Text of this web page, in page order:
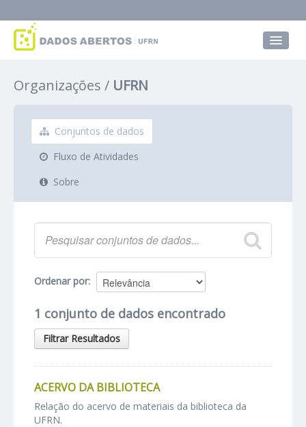
Grupos
Sobre
Organizações UFRN
Conjuntos de dados
Fluxo de Atividades
Sobre
Ordenar por
1 conjunto de dados encontrado
Filtrar Resultados
ACERVO DA BIBLIOTECA
Relação do acervo de materiais da biblioteca da
UFRN.